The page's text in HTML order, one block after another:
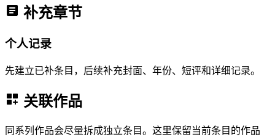
补充章节
个人记录
先建立已补条目，后续补充封面、年份、短评和详细记录。
关联作品
同系列作品会尽量拆成独立条目。这里保留当前条目的作品